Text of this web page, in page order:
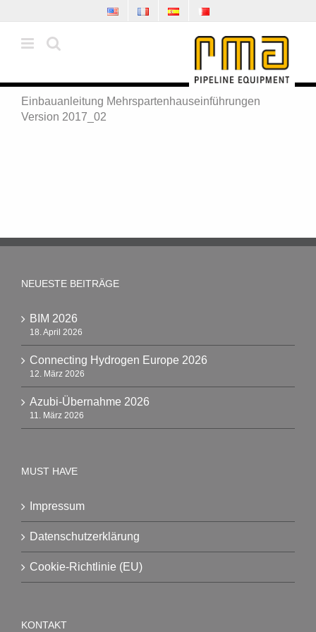
Inhalt
springen
Einbauanleitung Mehrspartenhauseinführungen
Version 2017_02
NEUESTE BEITRÄGE
BIM 2026
18. April 2026
Connecting Hydrogen Europe 2026
12. März 2026
Azubi-Übernahme 2026
11. März 2026
MUST HAVE
Impressum
Datenschutzerklärung
Cookie-Richtlinie (EU)
KONTAKT